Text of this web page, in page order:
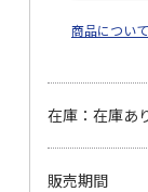
商品につい
在庫：在庫あ
販売期間